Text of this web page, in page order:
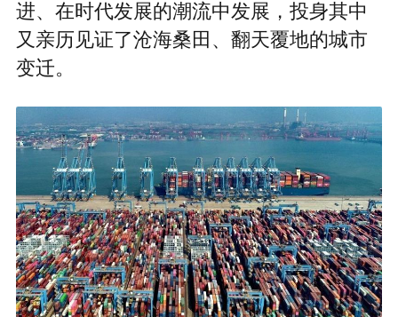
进、在时代发展的潮流中发展，投身其中
又亲历见证了沧海桑田、翻天覆地的城市
变迁。